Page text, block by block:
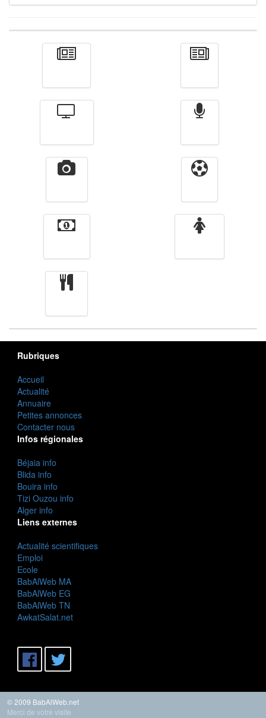
Rubriques
Accueil
Actualité
Annuaire
Petites annonces
Contacter nous
Infos régionales
Béjaia info
Blida info
Bouira info
Tizi Ouzou info
Alger info
Liens externes
Actualité scientifiques
Emploi
Ecole
BabAlWeb MA
BabAlWeb EG
BabAlWeb TN
AwkatSalat.net
© 2009 BabAlWeb.net
Merci de votre visite